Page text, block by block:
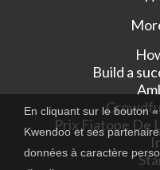
Build a
Prix Fiatope De
En cliquant sur le bouton
Kwendoo et ses
données à caractère